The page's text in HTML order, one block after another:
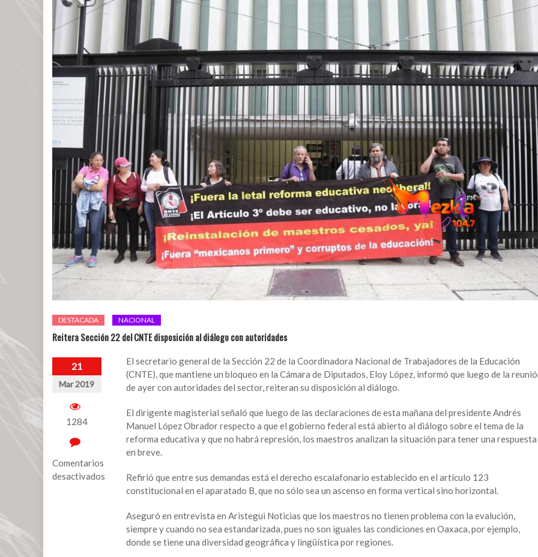
DESTACADA NACIONAL
Reitera Sección 22 del CNTE disposición al diálogo con autoridades
21
Mar 2019
1284
Comentarios
desactivados
El secretario general de la Sección 22 de la Coordinadora Nacional de Trabajadores de la Educación
(CNTE), que mantiene un bloqueo en la Cámara de Diputados, Eloy López, informó que luego de la
de ayer con autoridades del sector, reiteran su disposición al diálogo.
El dirigente magisterial señaló que luego de las declaraciones de esta mañana del presidente Andrés
Manuel López Obrador respecto a que el gobierno federal está abierto al diálogo sobre el tema de la
reforma educativa y que no habrá represión, los maestros analizan la situación para tener una respuesta
en breve.
Refirió que entre sus demandas está el derecho escalafonario establecido en el artículo 123
constitucional en el aparatado B, que no sólo sea un ascenso en forma vertical sino horizontal.
Aseguró en entrevista en Aristegui Noticias que los maestros no tienen problema con la evalución,
siempre y cuando no sea estandarizada, pues no son iguales las condiciones en Oaxaca, por ejemplo,
donde se tiene una diversidad geográfica y lingüística por regiones.